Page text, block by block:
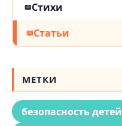
Стихи
Статьи
МЕТКИ
безопасность детей